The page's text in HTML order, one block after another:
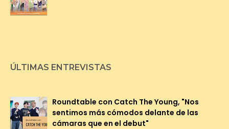
ÚLTIMAS ENTREVISTAS
Roundtable con Catch The Young, "Nos
sentimos más cómodos delante de las
cámaras que en el debut"